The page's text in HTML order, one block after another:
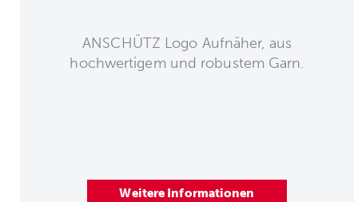
ANSCHÜTZ Logo Aufnäher, aus
hochwertigem und robustem Garn.
Weitere Informationen